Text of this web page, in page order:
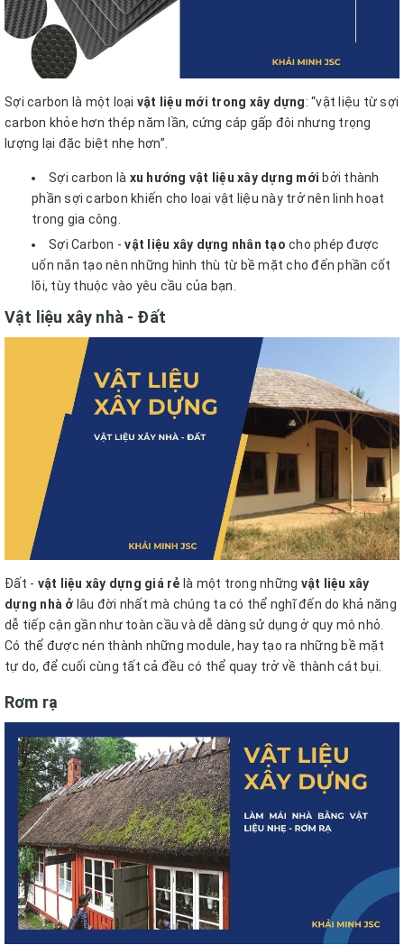
Sợi carbon là một loại vật liệu mới trong xây dựng: “vật liệu từ sợi
carbon khỏe hơn thép năm lần, cứng cáp gấp đôi nhưng trọng
lượng lại đặc biệt nhẹ hơn”.
Sợi carbon là xu hướng vật liệu xây dựng mới bởi thành
phần sợi carbon khiến cho loại vật liệu này trở nên linh hoạt
trong gia công.
Sợi Carbon -vật liệu xây dựng nhân tạo cho phép được
uốn nắn tạo nên những hình thù từ bề mặt cho đến phần cốt
lõi, tùy thuộc vào yêu cầu của bạn.
Vật liệu xây nhà - Đất
Đất - vật liệu xây dựng giá rẻ là một trong những vật liệu xây
dựng nhà ở lâu đời nhất mà chúng ta có thể nghĩ đến do khả năng
dễ tiếp cận gần như toàn cầu và dễ dàng sử dụng ở quy mô nhỏ.
Có thể được nén thành những module, hay tạo ra những bề mặt
tự do, để cuối cùng tất cả đều có thể quay trở về thành cát bụi.
Rơm rạ